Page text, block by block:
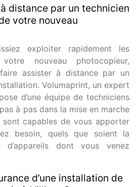
distance par un technicien
votre nouveau
exploiter rapidement les
nouveau photocopieur,
assister à distance par un
Volumaprint, un expert
d’une équipe de techniciens
à pas dans la mise en marche
capables de vous apporter
besoin, quels que soient la
dont vous venez
d’une installation de